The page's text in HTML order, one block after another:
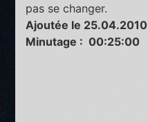
pas se changer.
Ajoutée le 25.04.2010
Minutage : 00:25:00